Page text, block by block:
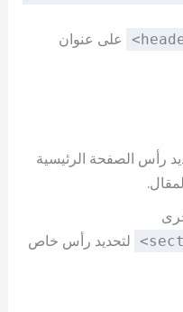
على عنوان
رأس الصفحة الرئيسية
لتحديد رأس خاص